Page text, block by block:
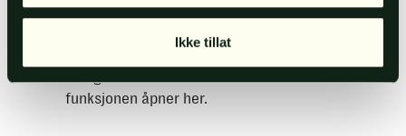
Ikke tillat
USA, og alt tyder på at det vil rulles ut til
flere markeder i løpet av de neste 6–12
funksjonen åpner her.